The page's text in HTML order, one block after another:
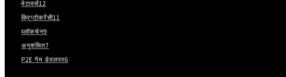
मेटावर्स12
क्रिप्टोकरेंसी11
ब्लॉकचेन9
अनुशंसित7
P2E गेम डेवलपर6